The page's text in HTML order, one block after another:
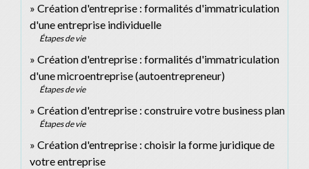
Création d'entreprise : formalités d'immatriculation
d'une entreprise individuelle
Étapes de vie
Création d'entreprise : formalités d'immatriculation
d'une microentreprise (autoentrepreneur)
Étapes de vie
Création d'entreprise : construire votre business plan
Étapes de vie
Création d'entreprise : choisir la forme juridique de
votre entreprise